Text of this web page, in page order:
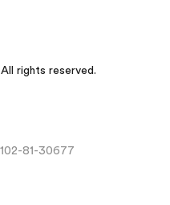
rights reserved.
102-81-30677